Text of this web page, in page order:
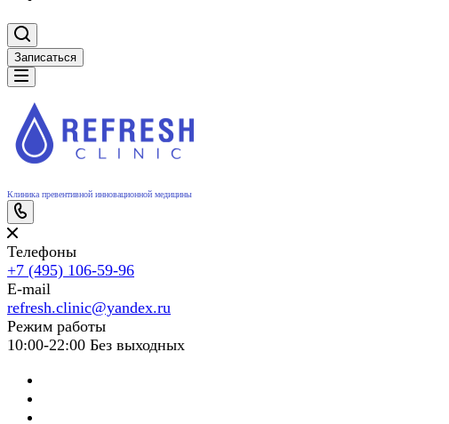
Записаться
Клиника превентивной инновационной медицины
Телефоны
+7 (495) 106-59-96
E-mail
refresh.clinic@yandex.ru
Режим работы
10:00-22:00 Без выходных